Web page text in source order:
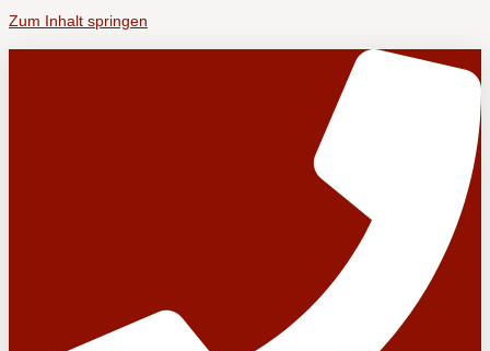
Zum Inhalt springen